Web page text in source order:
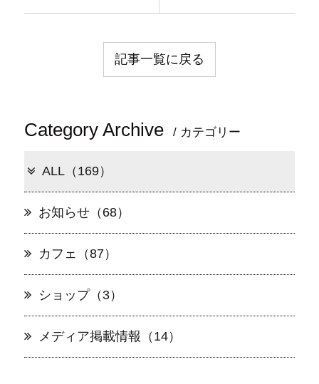
記事一覧に戻る
Category Archive / カテゴリー
ALL（169）
お知らせ（68）
カフェ（87）
ショップ（3）
メディア掲載情報（14）